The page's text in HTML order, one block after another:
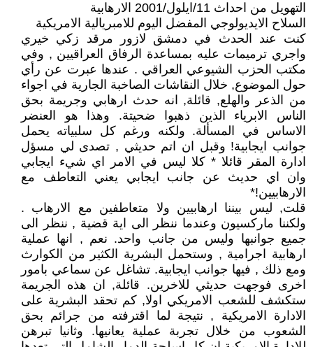
التهويل من احداث 11/ايلول/2001 الارهابية
السلاح الايديولوجي المفضل اليوم للامبريالية الامريكية
كنت عند الحدث في دمشق لازور مرقد زكي خيري
واجري ترميمات عليه بمساعدة الرفاق العراقيين , وفي
مكتب الحزب الشيوعي العراقي . عندها عبرت عن رأي
حول الموضوع, خلال النقاشات الصاخبة الجارية في اجواء
من الذعر والهلع, قائلة, انه حدث ارهابي وجريمة بحق
الناس الابرياء الذين ذهبوا ضحيتة. وهذا هو العنضر
الاساس في المسألة. ولكنه ورغم كل سلبياته يحمل
جوانب ايجابية! وقبل ان اتم حديثي , تصدى لي مسؤل
ادارة المقر قائلا * كلا ليس في الامر اي شيء ايجابي
وان اي حديث عن جانب ايجابي يعني التعاطف مع
الارهابيين!*
قلت, ليس بيننا ارهابيين ولا متعاطفين مع الارهاب .
ولكننا ماركسيون وعندما ننظر الى اية قضية , ننظر الى
جميع جوانبها وليس من جانب واحد. نعم , انها عملية
ارهابية اجرامية , وستحمل البشرية الكثير من الكوارث
ومع ذلك , فيها جوانب ايجابية. تشاغل عن سماعي بامور
اخرى فوجهت حديثي للاخرين. قائلة, ان هذه الجريمة
ستكشف للشعب الامريكي اولا, كم تحقد البشرية على
الادارة الامريكية , نتيجة لما اقترفته من جرائم بحق
الشعوب من خلال تجربة عملية يعانيها. وثانيا تبرهن